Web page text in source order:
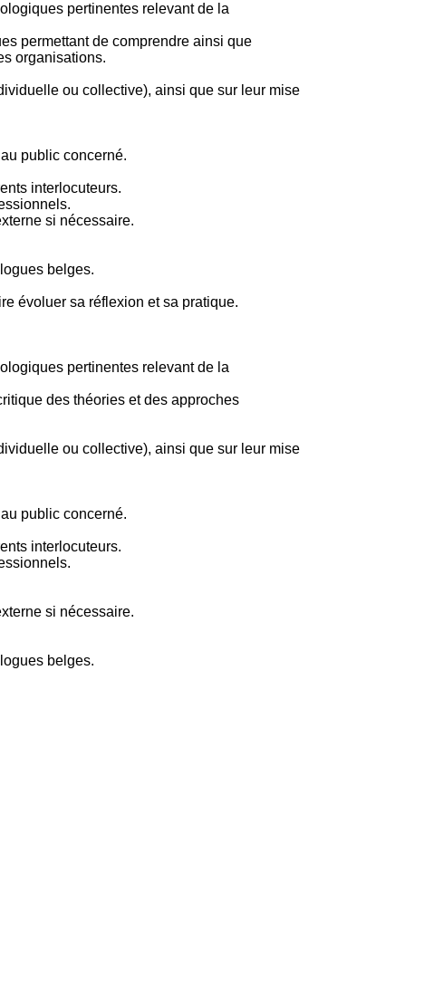
pertinentes relevant de la
permettant de comprendre ainsi que
organisations.
ou collective), ainsi que sur leur mise
public concerné.
interlocuteurs.
si nécessaire.
belges.
évoluer sa réflexion et sa pratique.
pertinentes relevant de la
des théories et des approches
ou collective), ainsi que sur leur mise
public concerné.
interlocuteurs.
si nécessaire.
belges.